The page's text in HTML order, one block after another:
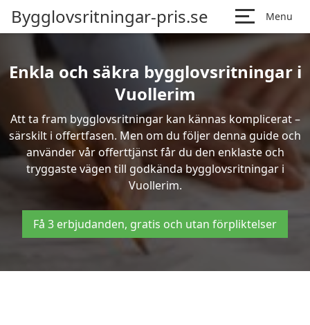
Bygglovsritningar-pris.se Menu
Enkla och säkra bygglovsritningar i
Vuollerim
Att ta fram bygglovsritningar kan kännas komplicerat –
särskilt i offertfasen. Men om du följer denna guide och
använder vår offerttjänst får du den enklaste och
tryggaste vägen till godkända bygglovsritningar i
Vuollerim.
Få 3 erbjudanden, gratis och utan förpliktelser